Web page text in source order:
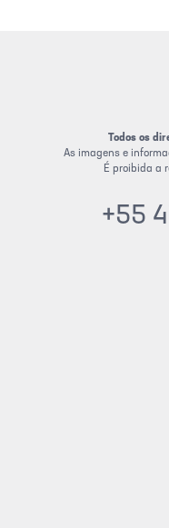
Todos os
As imagens e
É proibida a
+55